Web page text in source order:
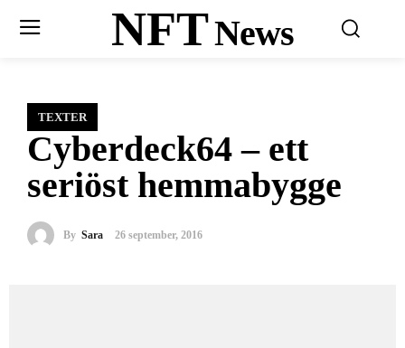
NFTNews
TEXTER
Cyberdeck64 – ett
seriöst hemmabygge
By Sara 26 september, 2016